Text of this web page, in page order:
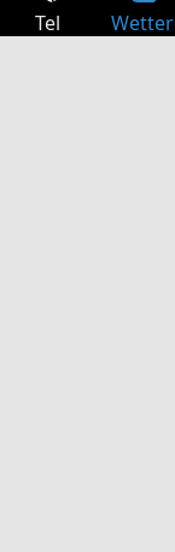
Tel Wetter